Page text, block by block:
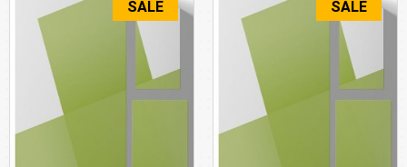
SALE SALE